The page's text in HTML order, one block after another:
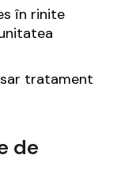
în rinite
tratament
de